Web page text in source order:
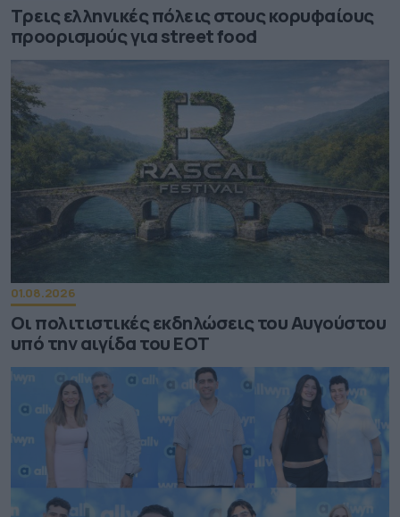
Τρεις ελληνικές πόλεις στους κορυφαίους
προορισμούς για street food
01.08.2026
Οι πολιτιστικές εκδηλώσεις του Αυγούστου
υπό την αιγίδα του ΕΟΤ